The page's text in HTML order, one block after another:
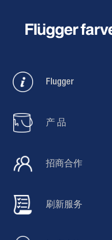
Flugger
产 品
招商合作
刷新服务